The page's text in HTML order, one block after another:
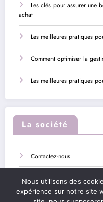
Les clés pour assurer une
achat
Les meilleures pratiques
Comment optimiser la
Les meilleures pratiques
La société
Contactez-nous
Sitemap
Mentions légales
Nous utilisons des
expérience sur notre site